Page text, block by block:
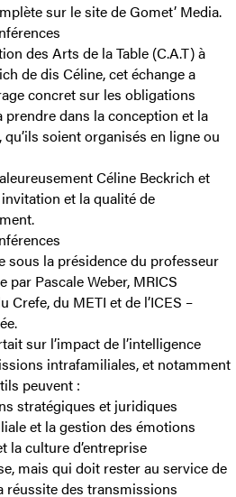
sur le site deGomet’ Media.
des Arts de la Table (C.A.T) à
de dis Céline, cet échange a
concret sur les obligations
prendre dans la conception et la
soient organisés en ligne ou
Céline Beckrich et
et la qualité de
sous la présidence du professeur
Pascale Weber, MRICS
Crefe, du METI et de l’ICES –
sur l’impact de l’intelligence
intrafamiliales, et notamment
peuvent :
stratégiques et juridiques
et la gestion des émotions
la culture d’entreprise
mais qui doit rester au service de
réussite des transmissions